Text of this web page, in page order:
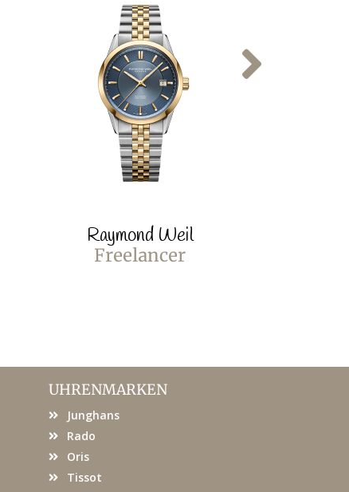
Raymond Weil
Freelancer
UHRENMARKEN
Junghans
Rado
Oris
Tissot